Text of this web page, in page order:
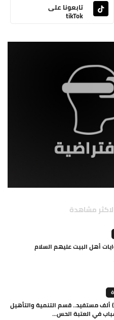
تابعونا على
tikTok
مشاهدة
أهل البيت عليهم السلام
بأكثر من (795) ألف مستفيد.. قسم التنمية والتأهيل
في العتبة الحس...